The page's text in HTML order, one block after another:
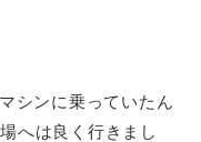
シンに乗っていたん
へは良く行きまし